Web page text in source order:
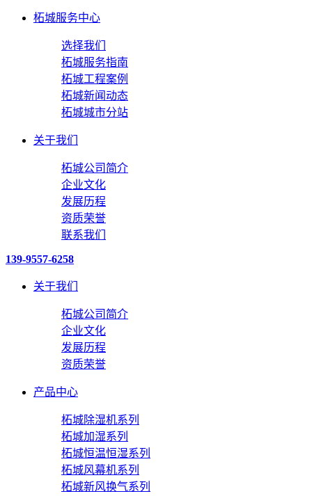
柘城服务中心
选择我们
柘城服务指南
柘城工程案例
柘城新闻动态
柘城城市分站
关于我们
柘城公司简介
企业文化
发展历程
资质荣誉
联系我们
139-9557-6258
关于我们
柘城公司简介
企业文化
发展历程
资质荣誉
产品中心
柘城除湿机系列
柘城加湿系列
柘城恒温恒湿系列
柘城风幕机系列
柘城新风换气系列